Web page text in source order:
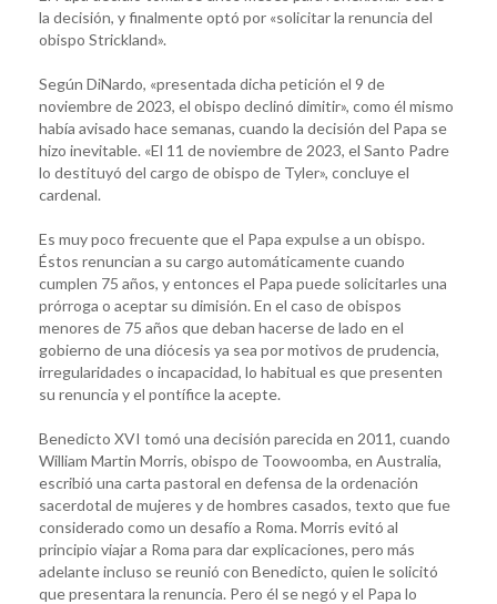
la decisión, y finalmente optó por «solicitar la renuncia del
obispo Strickland».
Según DiNardo, «presentada dicha petición el 9 de
noviembre de 2023, el obispo declinó dimitir», como él mismo
había avisado hace semanas, cuando la decisión del Papa se
hizo inevitable. «El 11 de noviembre de 2023, el Santo Padre
lo destituyó del cargo de obispo de Tyler», concluye el
cardenal.
Es muy poco frecuente que el Papa expulse a un obispo.
Éstos renuncian a su cargo automáticamente cuando
cumplen 75 años, y entonces el Papa puede solicitarles una
prórroga o aceptar su dimisión. En el caso de obispos
menores de 75 años que deban hacerse de lado en el
gobierno de una diócesis ya sea por motivos de prudencia,
irregularidades o incapacidad, lo habitual es que presenten
su renuncia y el pontífice la acepte.
Benedicto XVI tomó una decisión parecida en 2011, cuando
William Martin Morris, obispo de Toowoomba, en Australia,
escribió una carta pastoral en defensa de la ordenación
sacerdotal de mujeres y de hombres casados, texto que fue
considerado como un desafío a Roma. Morris evitó al
principio viajar a Roma para dar explicaciones, pero más
adelante incluso se reunió con Benedicto, quien le solicitó
que presentara la renuncia. Pero él se negó y el Papa lo